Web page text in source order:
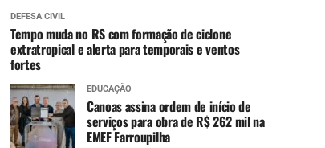
DEFESA CIVIL
Tempo muda no RS com formação de ciclone
extratropical e alerta para temporais e ventos
fortes
EDUCAÇÃO
Canoas assina ordem de início de
serviços para obra de R$ 262 mil na
EMEF Farroupilha